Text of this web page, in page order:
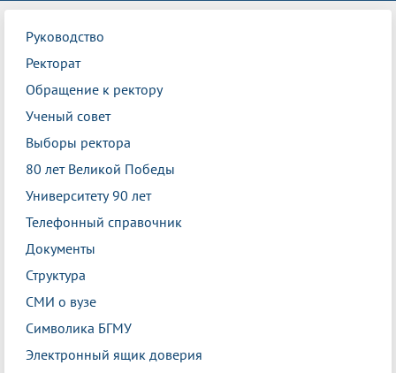
Руководство
Ректорат
Обращение к ректору
Ученый совет
Выборы ректора
80 лет Великой Победы
Университету 90 лет
Телефонный справочник
Документы
Структура
СМИ о вузе
Символика БГМУ
Электронный ящик доверия